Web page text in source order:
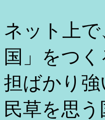
ネット上
国」をつ
担ばかり
民草を思